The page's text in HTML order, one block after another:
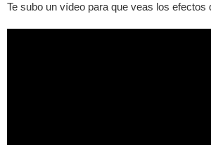
Te subo un vídeo para que veas los efectos